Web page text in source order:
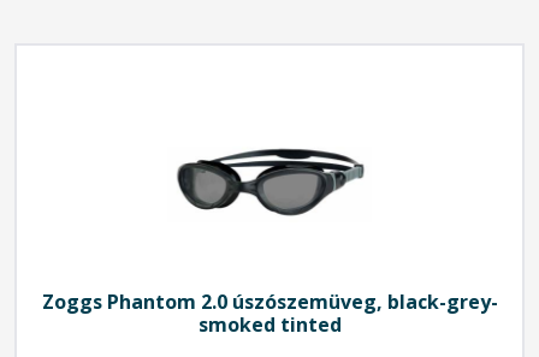
Zoggs Phantom 2.0 úszószemüveg, black-grey-
smoked tinted